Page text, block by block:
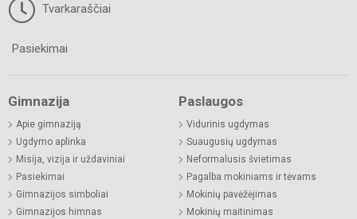
Tvarkaraščiai
Pasiekimai
Gimnazija
Apie gimnaziją
Ugdymo aplinka
Misija, vizija ir uždaviniai
Pasiekimai
Gimnazijos simboliai
Gimnazijos himnas
Paslaugos
Vidurinis ugdymas
Suaugusių ugdymas
Neformalusis švietimas
Pagalba mokiniams ir tėvams
Mokinių pavėžėjimas
Mokinių maitinimas